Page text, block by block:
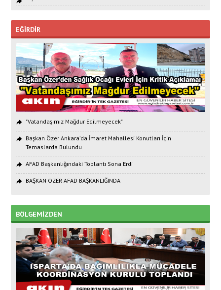
EĞİRDİR
"Vatandaşımız Mağdur Edilmeyecek"
Başkan Özer Ankara’da İmaret Mahallesi Konutları İçin
Temaslarda Bulundu
AFAD Başkanlığındaki Toplantı Sona Erdi
BAŞKAN ÖZER AFAD BAŞKANLIĞINDA
BÖLGEMİZDEN